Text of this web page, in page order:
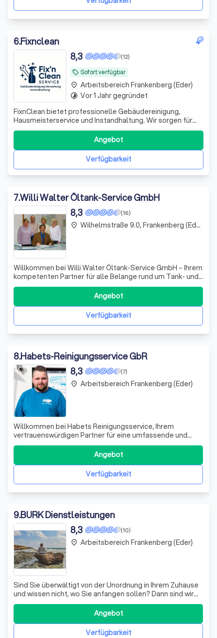
6.Fixnclean
local_offer Sofort verfügbar
(12)
8,3
FixnClean bietet professionelle Gebäudereinigung,
Hausmeisterservice und Instandhaltung. Wir sorgen für
Sauberkeit, Ordnung und funktionierende Immobilien –
zuverlässig, flexibel und engagiert
Verfügbarkeit
Angebot
place Arbeitsbereich Frankenberg (Eder)
timelapse Vor 1 Jahr gegründet
7.Willi Walter Öltank-Service GmbH
(16)
8,3
Willkommen bei Willi Walter Öltank-Service GmbH – Ihrem
kompetenten Partner für alle Belange rund um Tank- und
Schweröltankreinigungen. Mit über 35 Jahren Erfahrung in
der Branche haben wir uns als zuverlässiger Dienstleister
etabliert, der sich durch Fachkompetenz und Engagement
auszeichnet. Wir bi
Verfügbarkeit
Angebot
place Wilhelmstraße 9.0, Frankenberg (Eder)
8.Habets-Reinigungsservice GbR
(7)
8,3
Willkommen bei Habets Reinigungsservice, Ihrem
vertrauenswürdigen Partner für eine umfassende und
professionelle Reinigung! Mit unserer langjährigen
Erfahrung und Spezialisierung auf die Reinigung von
Wohn- und Geschäftsgebäuden, streben wir danach,
Ihnen einen effizienten und qualitativ hochwertige
Verfügbarkeit
Angebot
place Arbeitsbereich Frankenberg (Eder)
9.BURK Dienstleistungen
(10)
8,3
Sind Sie überwältigt von der Unordnung in Ihrem Zuhause
und wissen nicht, wo Sie anfangen sollen? Dann sind wir
genau die richtige Unterstützung für Sie! Wir von BURK
Dienstleistungen helfen Ihnen, Ihren Hausrat zu sortieren,
aufzuräumen und auszumisten – und das auf eine
sympathische und individuelVerfügbarkeit
Angebot
place Arbeitsbereich Frankenberg (Eder)